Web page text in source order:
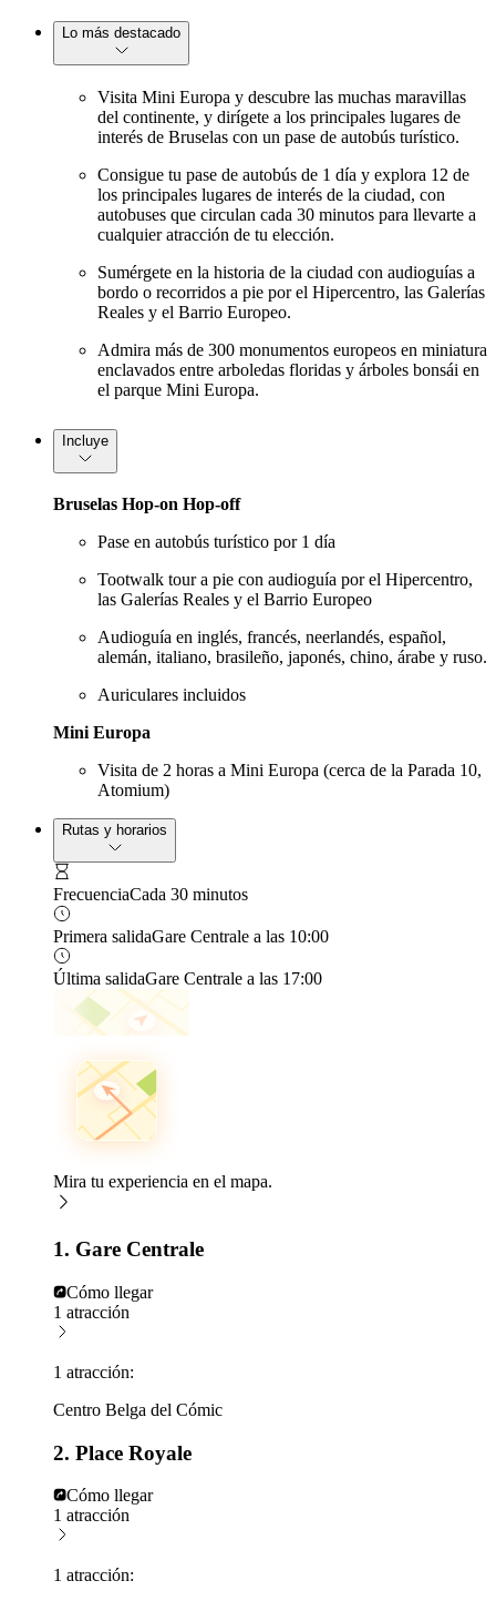
Lo más destacado
Visita Mini Europa y descubre las muchas maravillas
del continente, y dirígete a los principales lugares de
interés de Bruselas con un pase de autobús turístico.
Consigue tu pase de autobús de 1 día y explora 12 de
los principales lugares de interés de la ciudad, con
autobuses que circulan cada 30 minutos para llevarte a
cualquier atracción de tu elección.
Sumérgete en la historia de la ciudad con audioguías a
bordo o recorridos a pie por el Hipercentro, las Galerías
Reales y el Barrio Europeo.
Admira más de 300 monumentos europeos en miniatura
enclavados entre arboledas floridas y árboles bonsái en
el parque Mini Europa.
Incluye
Bruselas Hop-on Hop-off
Pase en autobús turístico por 1 día
Tootwalk tour a pie con audioguía por el Hipercentro,
las Galerías Reales y el Barrio Europeo
Audioguía en inglés, francés, neerlandés, español,
alemán, italiano, brasileño, japonés, chino, árabe y ruso.
Auriculares incluidos
Mini Europa
Visita de 2 horas a Mini Europa (cerca de la Parada 10,
Atomium)
Rutas y horarios
FrecuenciaCada 30 minutos
Primera salidaGare Centrale a las 10:00
Última salidaGare Centrale a las 17:00
Mira tu experiencia en el mapa.
1. Gare Centrale
Cómo llegar
1 atracción
1 atracción:
Centro Belga del Cómic
2. Place Royale
Cómo llegar
1 atracción
1 atracción: